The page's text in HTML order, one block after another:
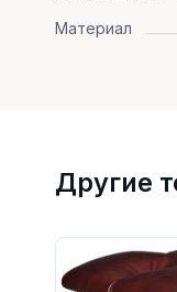
Материал
Другие